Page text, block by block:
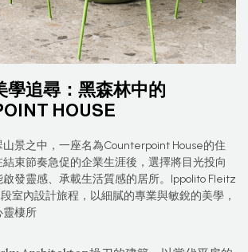
學追尋：黑森林中的
HOUSE
景之中，一座名為Counterpoint House的住
束節奏急促的企業生涯後，選擇將目光投向
發靈感、承載生活質感的居所。Ippolito Fleitz
室內設計旅程，以細膩的專業與敏銳的美學，
靈棲所